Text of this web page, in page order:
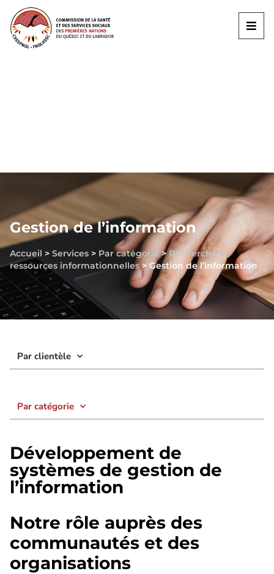
Gestion de l’information
Accueil > Services > Par catégorie>Recherche et
ressources informationnelles> Gestion de l’information
Par clientèle
Par catégorie
Développement de
systèmes de gestion de
l’information
Notre rôle auprès des
communautés et des
organisations